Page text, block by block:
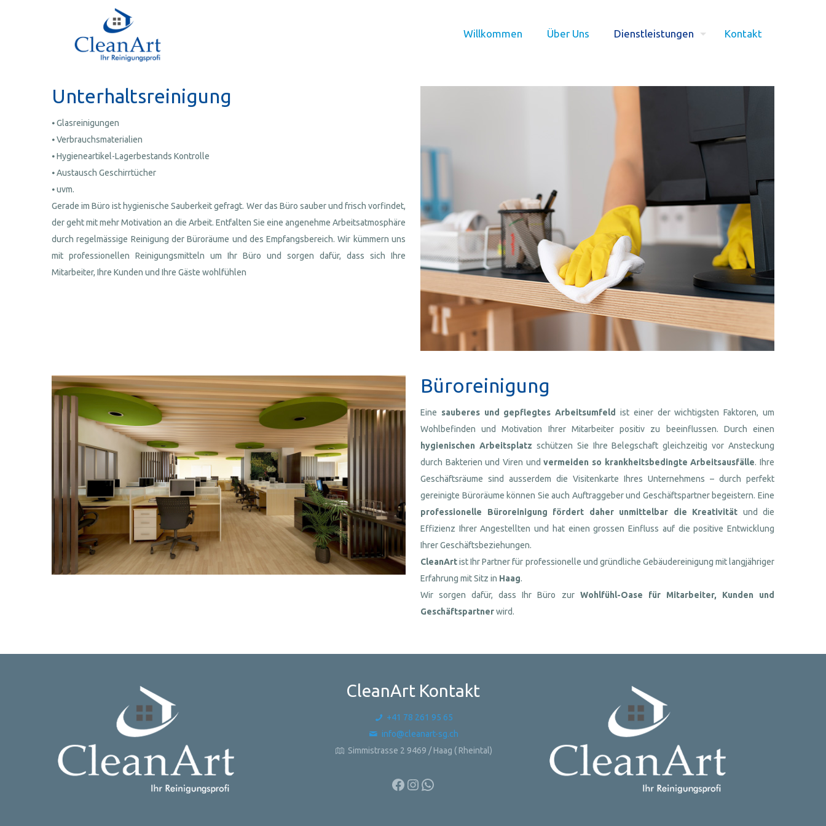
Willkommen Über Uns Dienstleistungen Kontakt
Unterhaltsreinigung
⦁ Glasreinigungen
⦁ Verbrauchsmaterialien
⦁ Hygieneartikel-Lagerbestands Kontrolle
⦁ Austausch Geschirrtücher
⦁ uvm.
Gerade im Büro ist hygienische Sauberkeit gefragt. Wer das Büro sauber und frisch vorfindet,
der geht mit mehr Motivation an die Arbeit. Entfalten Sie eine angenehme Arbeitsatmosphäre
durch regelmässige Reinigung der Büroräume und des Empfangsbereich. Wir kümmern uns
mit professionellen Reinigungsmitteln um Ihr Büro und sorgen dafür, dass sich Ihre
Mitarbeiter, Ihre Kunden und Ihre Gäste wohlfühlen
Büroreinigung
Eine sauberes und gepflegtes Arbeitsumfeld
ist einer der wichtigsten Faktoren, um
Wohlbefinden und Motivation Ihrer Mitarbeiter positiv zu beeinflussen. Durch einen
hygienischen Arbeitsplatz schützen Sie Ihre Belegschaft gleichzeitig vor Ansteckung
durch Bakterien und Viren undvermeiden so krankheitsbedingte Arbeitsausfälle. Ihre
Geschäftsräume sind ausserdem die Visitenkarte Ihres Unternehmens – durch perfekt
gereinigte Büroräume können Sie auch Auftraggeber und Geschäftspartner begeistern. Eine
professionelle Büroreinigung fördert daher unmittelbar die Kreativität und die
Effizienz Ihrer Angestellten und hat einen grossen Einfluss auf die positive Entwicklung
Ihrer Geschäftsbeziehungen.
CleanArtist Ihr Partner für professionelle und gründliche Gebäudereinigung mit langjähriger
Erfahrung mit Sitz in Haag.
Wir sorgen dafür, dass Ihr Büro zur Wohlfühl-Oase für Mitarbeiter, Kunden und
Geschäftspartnerwird.
CleanArt Kontakt
+41 78 261 95 65
info@cleanart-sg.ch
Simmistrasse 2 9469 / Haag ( Rheintal)
Facebook
Instagram
WhatsApp